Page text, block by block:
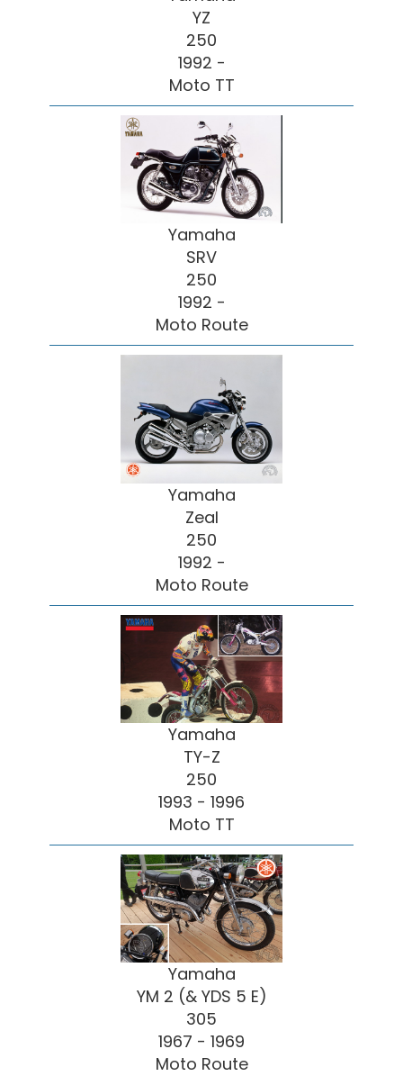
YZ
250
1992 -
Moto TT
Yamaha
SRV
250
1992 -
Moto Route
Yamaha
Zeal
250
1992 -
Moto Route
Yamaha
TY-Z
250
1993 - 1996
Moto TT
Yamaha
YM 2 (& YDS 5 E)
305
1967 - 1969
Moto Route